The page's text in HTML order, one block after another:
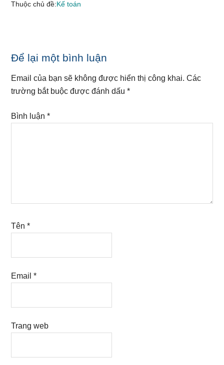
Thuộc chủ đề:Kế toán
Reader
Interactions
Để lại một bình luận
Email của bạn sẽ không được hiển thị công khai. Các
trường bắt buộc được đánh dấu*
Bình luận*
Tên*
Email*
Trang web